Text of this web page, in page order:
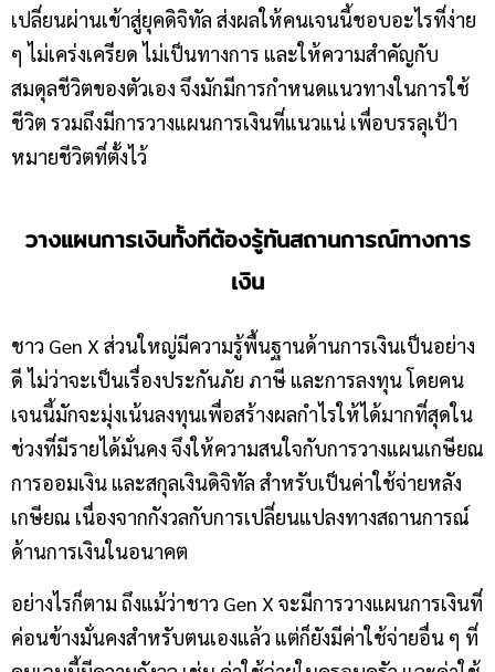
เปลี่ยนผ่านเข้าสู่ยุคดิจิทัล ส่งผลให้คนเจนนี้ชอบอะไรที่ง่าย
ๆ ไม่เคร่งเครียด ไม่เป็นทางการ และให้ความสำคัญกับ
สมดุลชีวิตของตัวเอง จึงมักมีการกำหนดแนวทางในการใช้
ชีวิต รวมถึงมีการวางแผนการเงินที่แนวแน่ เพื่อบรรลุเป้า
หมายชีวิตที่ตั้งไว้
วางแผนการเงินทั้งทีต้องรู้ทันสถานการณ์ทางการ
เงิน
ชาว Gen X ส่วนใหญ่มีความรู้พื้นฐานด้านการเงินเป็นอย่าง
ดี ไม่ว่าจะเป็นเรื่องประกันภัย ภาษี และการลงทุน โดยคน
เจนนี้มักจะมุ่งเน้นลงทุนเพื่อสร้างผลกำไรให้ได้มากที่สุดใน
ช่วงที่มีรายได้มั่นคง จึงให้ความสนใจกับการวางแผนเกษียณ
การออมเงิน และสกุลเงินดิจิทัล สำหรับเป็นค่าใช้จ่ายหลัง
เกษียณ เนื่องจากกังวลกับการเปลี่ยนแปลงทางสถานการณ์
ด้านการเงินในอนาคต
อย่างไรก็ตาม ถึงแม้ว่าชาว Gen X จะมีการวางแผนการเงินที่
ค่อนข้างมั่นคงสำหรับตนเองแล้ว แต่ก็ยังมีค่าใช้จ่ายอื่น ๆ ที่